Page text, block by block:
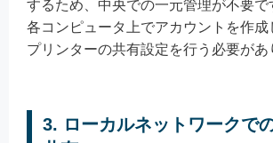
するため、中央での一元管理が不要で
各コンピュータ上でアカウントを作
プリンターの共有設定を行う必要があ
3. ローカルネットワークで